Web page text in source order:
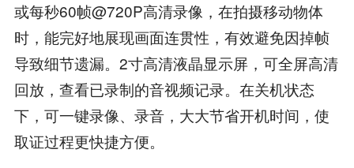
或每秒60帧@720P高清录像，在拍摄移动物体
时，能完好地展现画面连贯性，有效避免因掉帧
导致细节遗漏。2寸高清液晶显示屏，可全屏高清
回放，查看已录制的音视频记录。在关机状态
下，可一键录像、录音，大大节省开机时间，使
取证过程更快捷方便。